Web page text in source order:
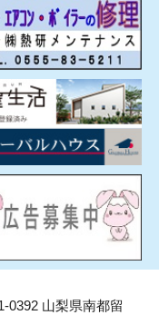
0392 山梨県南都留